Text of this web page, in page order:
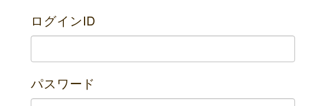
ログインID
パスワード